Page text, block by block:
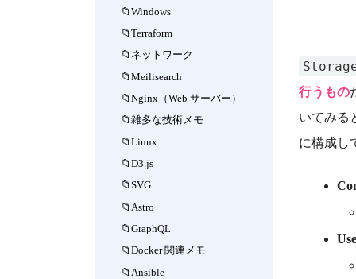
Windows
Terraform
ネットワーク
Meilisearch
Nginx（Web サーバー）
雑多な技術メモ
Linux
D3.js
SVG
Astro
GraphQL
Docker 関連メモ
Ansible
行うもの
いてみる
に構成し